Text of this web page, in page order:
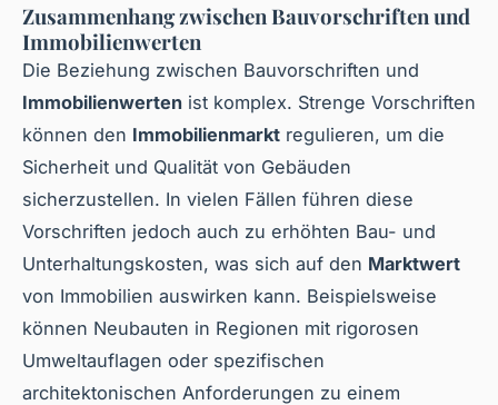
Zusammenhang zwischen Bauvorschriften und
Immobilienwerten
Die Beziehung zwischen Bauvorschriften und
Immobilienwerten ist komplex. Strenge Vorschriften
können den Immobilienmarkt regulieren, um die
Sicherheit und Qualität von Gebäuden
sicherzustellen. In vielen Fällen führen diese
Vorschriften jedoch auch zu erhöhten Bau- und
Unterhaltungskosten, was sich auf den Marktwert
von Immobilien auswirken kann. Beispielsweise
können Neubauten in Regionen mit rigorosen
Umweltauflagen oder spezifischen
architektonischen Anforderungen zu einem